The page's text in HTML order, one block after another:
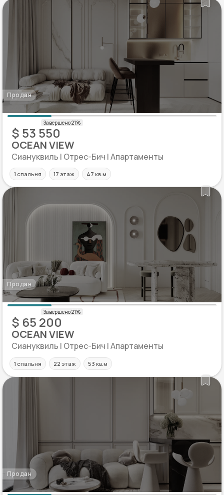
Продан
$ 53 550
OCEAN VIEW
Сиануквиль | Отрес-Бич | Апартаменты
1 спальня 17 этаж 47 кв.м
Продан
$ 65 200
OCEAN VIEW
Сиануквиль | Отрес-Бич | Апартаменты
1 спальня 22 этаж 53 кв.м
Продан